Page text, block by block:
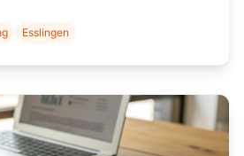
Esslingen